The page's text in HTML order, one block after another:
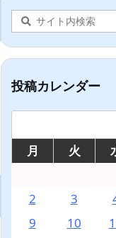
投稿カレンダー
月
火
2
3
9
10